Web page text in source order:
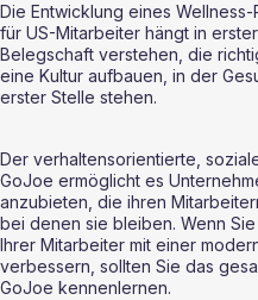
Die Entwicklung eines
für US-Mitarbeiter hängt in
Belegschaft verstehen, die
eine Kultur aufbauen, in der
erster Stelle stehen.
Der verhaltensorientierte,
GoJoe ermöglicht es
anzubieten, die ihren
bei denen sie bleiben. Wenn
Ihrer Mitarbeiter mit einer
verbessern, sollten Sie das
GoJoe kennenlernen.